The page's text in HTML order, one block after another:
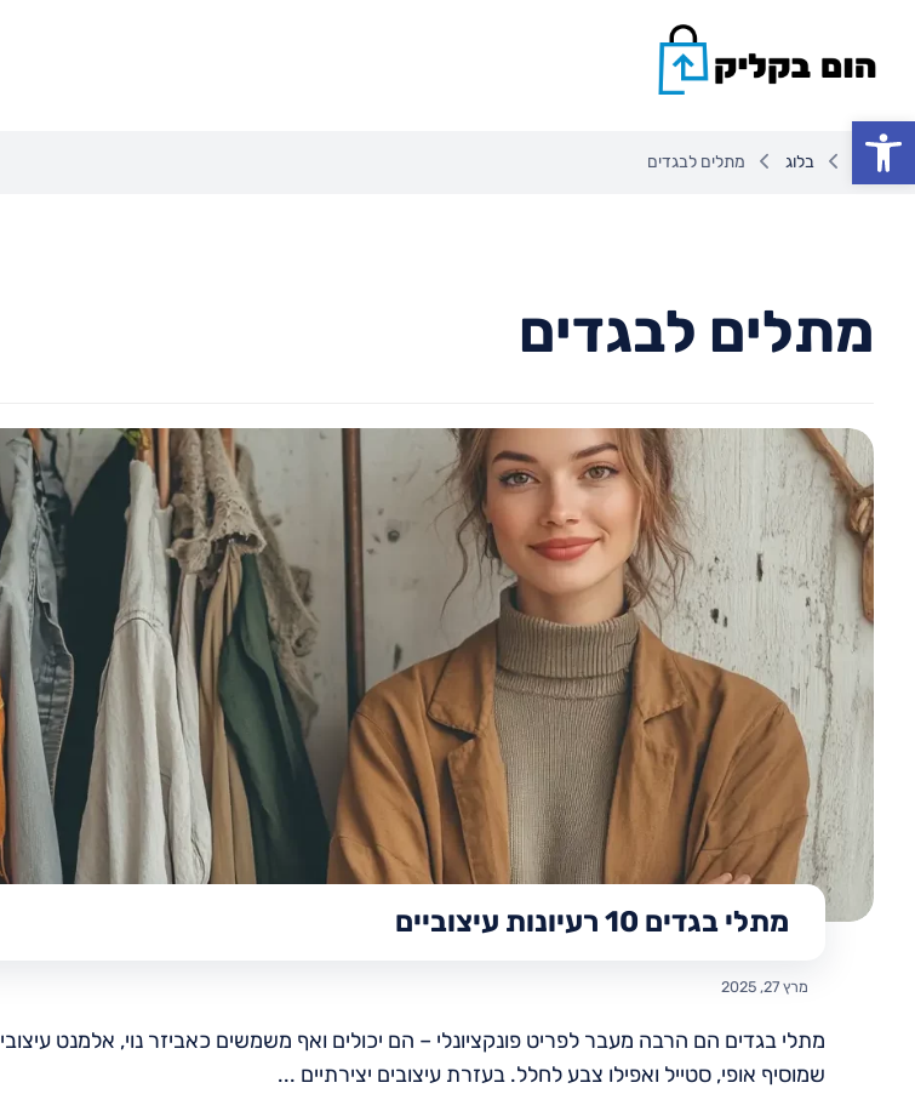
פתח סרגל נגישות
בלוג מתלים לבגדים
מתלים לבגדים
מתלי בגדים 10 רעיונות עיצוביים
מרץ 27, 2025
מתלי בגדים הם הרבה מעבר לפריט פונקציונלי – הם יכולים ואף משמשים כאביזר נוי, אלמנט עיצובי
שמוסיף אופי, סטייל ואפילו צבע לחלל. בעזרת עיצובים יצירתיים ...